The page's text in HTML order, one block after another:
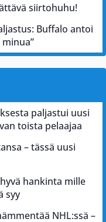
siirtohuhu!
Buffalo antoi
paljastui uusi
toista pelaajaa
– tässä uusi
hankinta mille
syy
NHL:ssä –